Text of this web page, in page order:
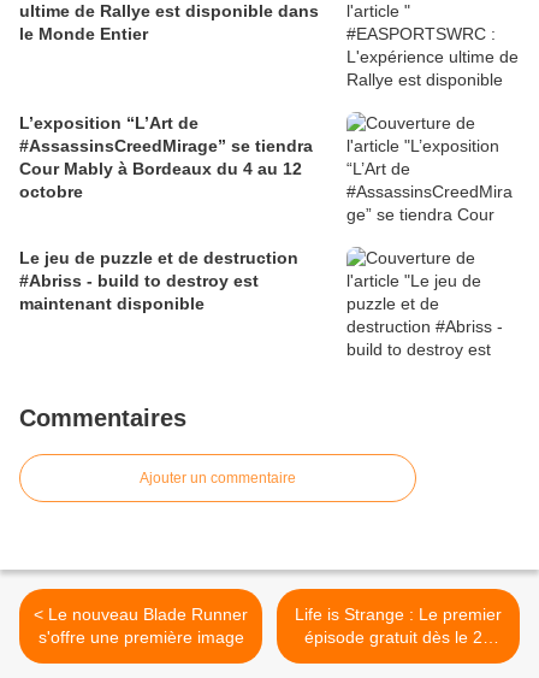
ultime de Rallye est disponible dans
le Monde Entier
L’exposition “L’Art de
#AssassinsCreedMirage” se tiendra
Cour Mably à Bordeaux du 4 au 12
octobre
Le jeu de puzzle et de destruction
#Abriss - build to destroy est
maintenant disponible
Commentaires
Ajouter un commentaire
< Le nouveau Blade Runner
s'offre une première image
Life is Strange : Le premier
épisode gratuit dès le 21
juillet‏ >